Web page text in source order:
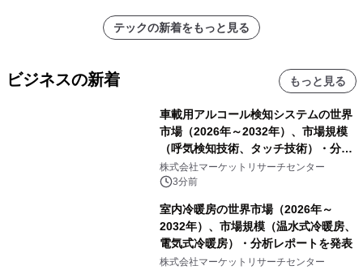
テックの新着をもっと見る
ビジネスの新着 もっと見る
車載用アルコール検知システムの世界
市場（2026年～2032年）、市場規模
（呼気検知技術、タッチ技術）・分析
レポートを発表
株式会社マーケットリサーチセンター
3分前
室内冷暖房の世界市場（2026年～
2032年）、市場規模（温水式冷暖房、
電気式冷暖房）・分析レポートを発表
株式会社マーケットリサーチセンター